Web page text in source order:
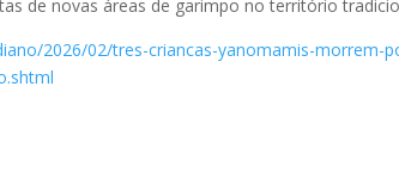
de novas áreas de garimpo no território
2026/02/tres-criancas-yanomamis-morrem-